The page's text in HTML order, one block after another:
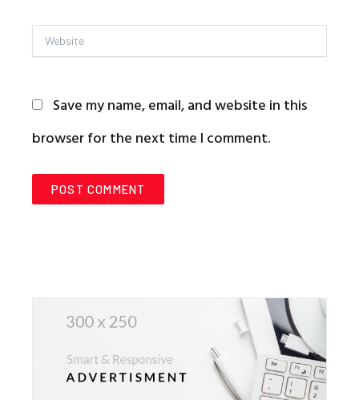
Website
Save my name, email, and website in this
browser for the next time I comment.